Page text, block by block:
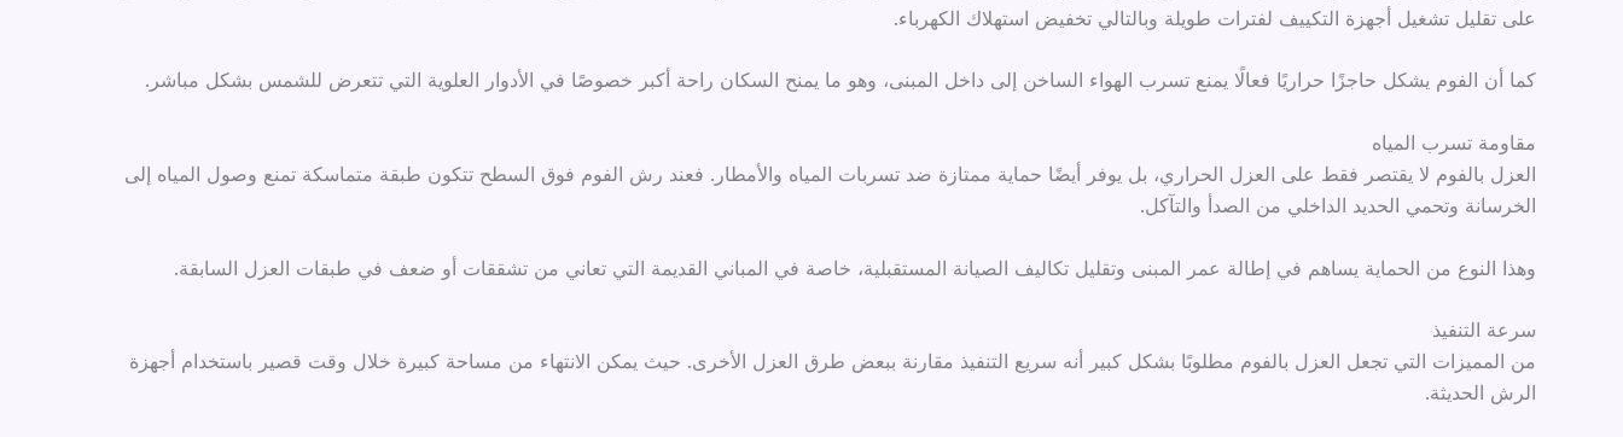
على تقليل تشغيل أجهزة التكييف لفترات طويلة وبالتالي تخفيض استهلاك الكهرباء.
كما أن الفوم يشكل حاجزًا حراريًا فعالًا يمنع تسرب الهواء الساخن إلى داخل المبنى، وهو ما يمنح السكان راحة أكبر خصوصًا في الأدوار العلوية التي تتعرض للشمس بشكل مباشر.
مقاومة تسرب المياه
العزل بالفوم لا يقتصر فقط على العزل الحراري، بل يوفر أيضًا حماية ممتازة ضد تسربات المياه والأمطار. فعند رش الفوم فوق السطح تتكون طبقة متماسكة تمنع وصول المياه إلى
الخرسانة وتحمي الحديد الداخلي من الصدأ والتآكل.
وهذا النوع من الحماية يساهم في إطالة عمر المبنى وتقليل تكاليف الصيانة المستقبلية، خاصة في المباني القديمة التي تعاني من تشققات أو ضعف في طبقات العزل السابقة.
سرعة التنفيذ
من المميزات التي تجعل العزل بالفوم مطلوبًا بشكل كبير أنه سريع التنفيذ مقارنة ببعض طرق العزل الأخرى. حيث يمكن الانتهاء من مساحة كبيرة خلال وقت قصير باستخدام أجهزة
الرش الحديثة.